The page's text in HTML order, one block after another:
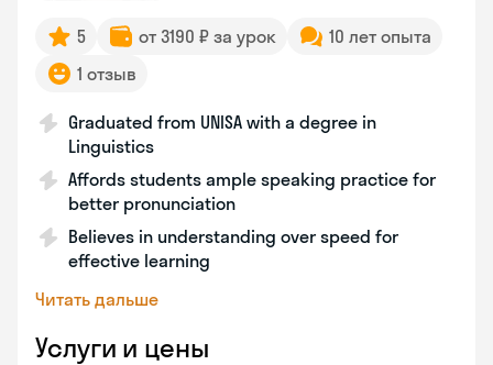
5 от 3190 ₽ за урок
10 лет опыта
1 отзыв
Graduated from UNISA with a degree in
Linguistics
Affords students ample speaking practice for
better pronunciation
Believes in understanding over speed for
effective learning
Читать дальше
Услуги и цены